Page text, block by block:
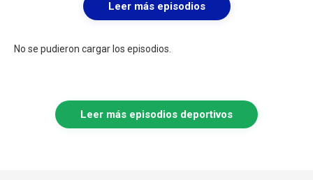
Leer más episodios
No se pudieron cargar los episodios.
Leer más episodios deportivos